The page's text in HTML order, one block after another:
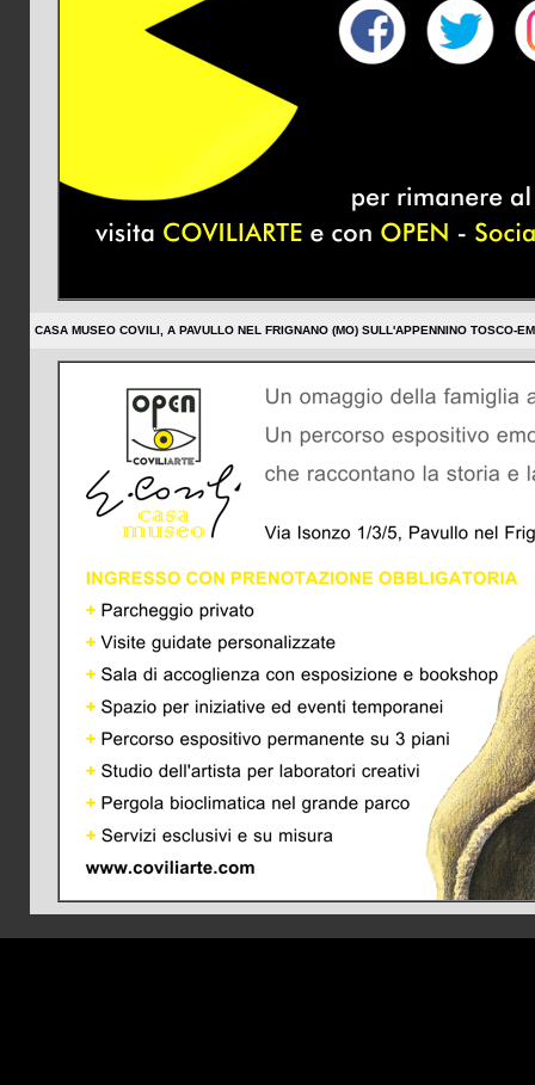
CASA MUSEO COVILI, A PAVULLO NEL FRIGNANO (MO) SULL'APPENNINO TOSCO-